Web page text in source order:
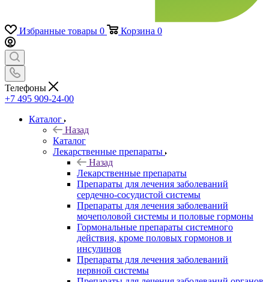
Избранные товары 0 Корзина 0
Телефоны
+7 495 909-24-00
Каталог
Назад
Каталог
Лекарственные препараты
Назад
Лекарственные препараты
Препараты для лечения заболеваний
сердечно-сосудистой системы
Препараты для лечения заболеваний
мочеполовой системы и половые гормоны
Гормональные препараты системного
действия, кроме половых гормонов и
инсулинов
Препараты для лечения заболеваний
нервной системы